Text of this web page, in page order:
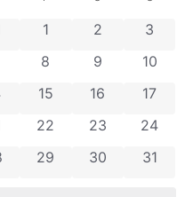
0 Veranstaltungen
1 0
2 0
3
0 Veranstaltungen
8 0
9 0
10
0 Veranstaltungen
15 0
16 0
17
0 Veranstaltungen
22 0
23 0
24
0 Veranstaltungen
29 0
30 0
31